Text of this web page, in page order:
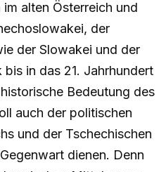
alten Österreich und
der
der Slowakei und der
in das 21. Jahrhundert
Bedeutung des
auch der politischen
und der Tschechischen
dienen. Denn